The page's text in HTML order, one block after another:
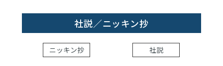
社説／ニッキン抄
ニッキン抄 社説